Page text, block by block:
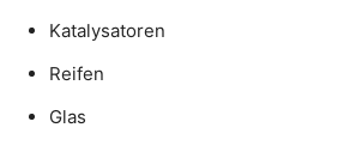
Katalysatoren
Reifen
Glas